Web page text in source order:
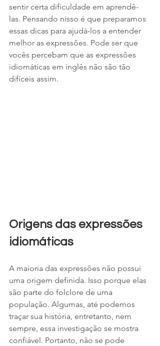
sentir certa dificuldade em aprendê-
las. Pensando nisso é que preparamos
essas dicas para ajudá-los a entender
melhor as expressões. Pode ser que
vocês percebam que as expressões
idiomáticas em inglês não são tão
difíceis assim.
Origens das expressões
idiomáticas
A maioria das expressões não possui
uma origem definida. Isso porque elas
são parte do folclore de uma
população. Algumas, até podemos
traçar sua história, entretanto, nem
sempre, essa investigação se mostra
confiável. Portanto, não se pode